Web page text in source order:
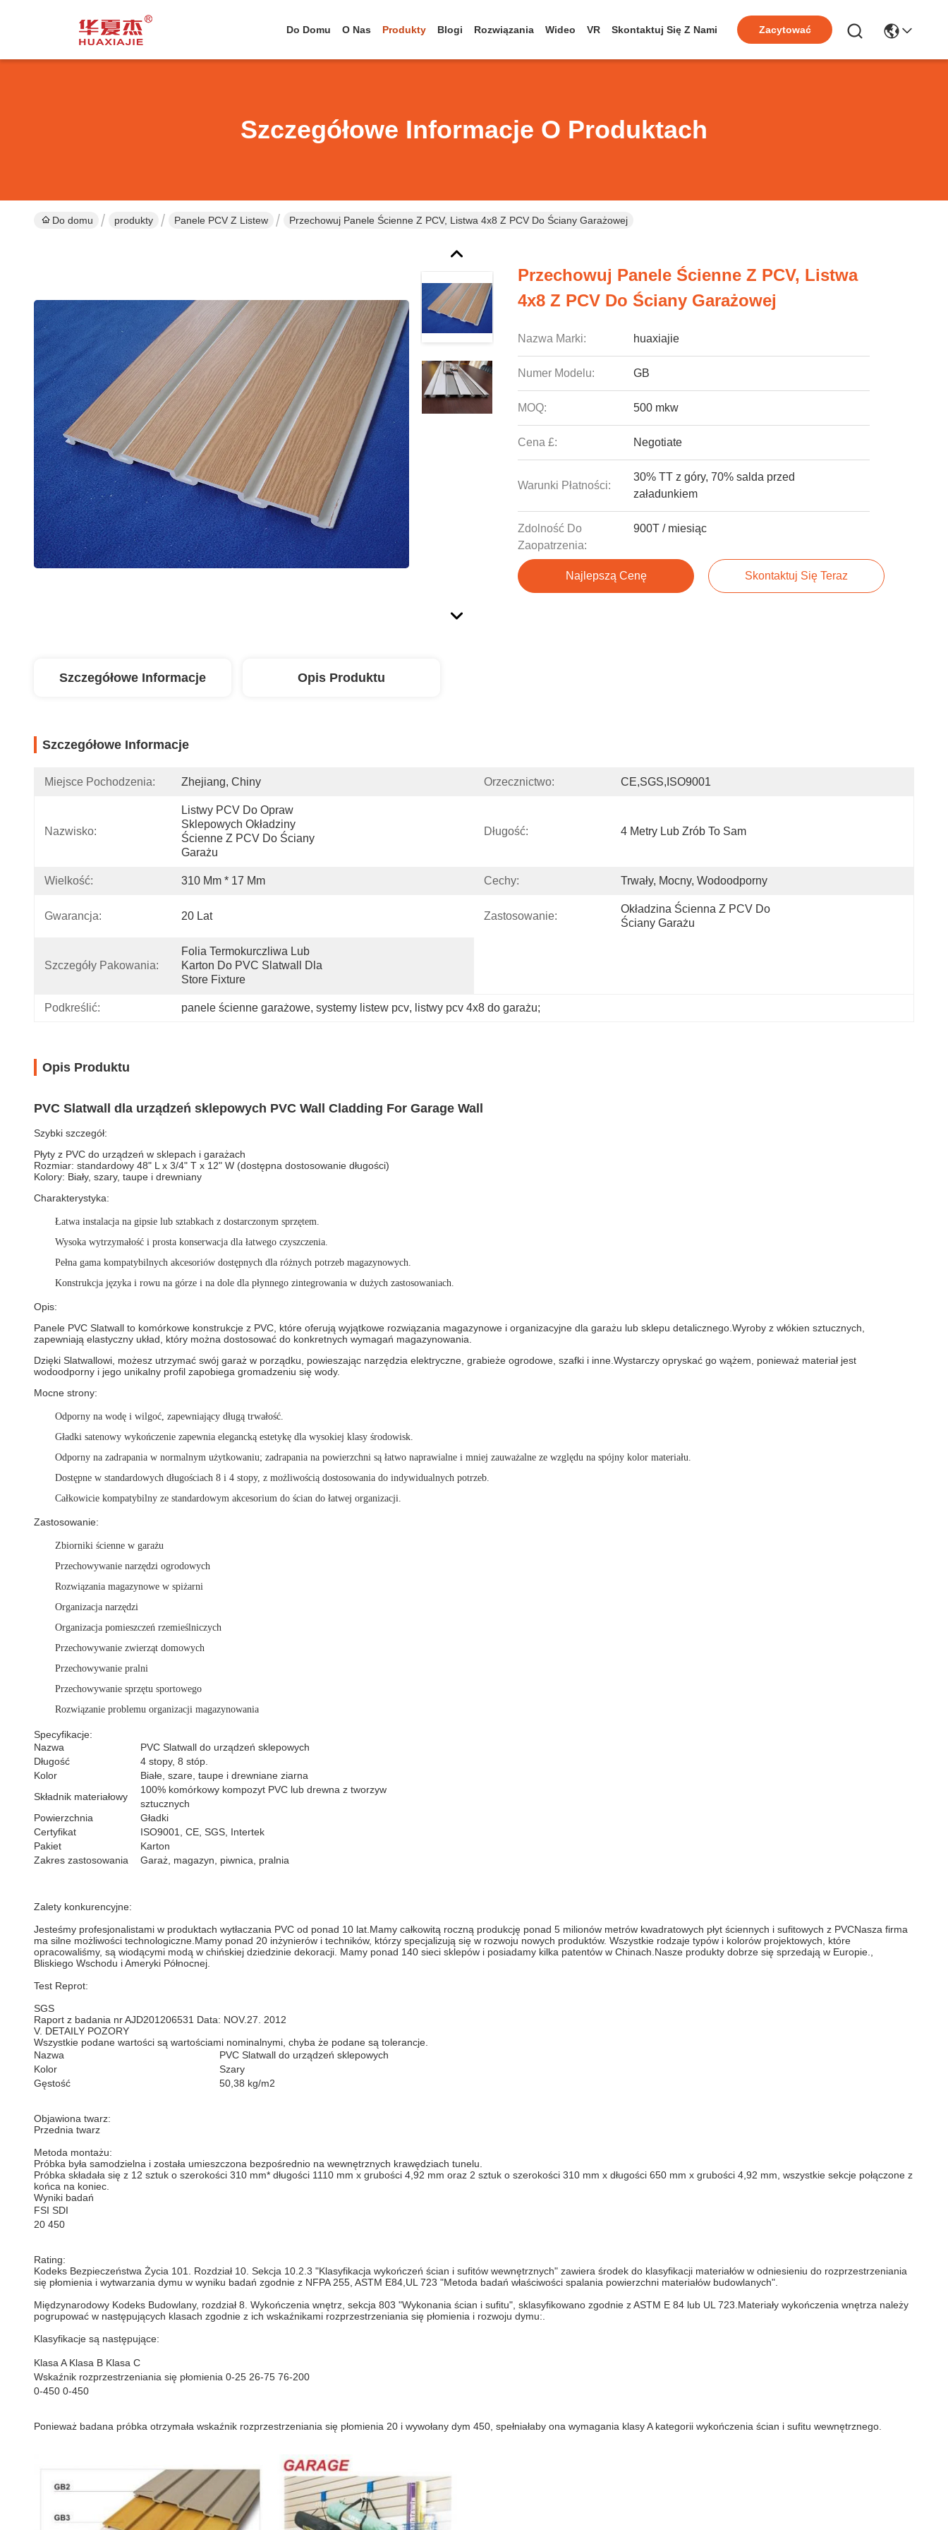
Do Domu O Nas Produkty Blogi Rozwiązania Wideo VR Skontaktuj Się Z Nami Zacytować
Szczegółowe Informacje O Produktach
Do domu produkty Panele PCV Z Listew Przechowuj Panele Ścienne Z PCV, Listwa 4x8 Z PCV Do Ściany Garażowej
Przechowuj Panele Ścienne Z PCV, Listwa
4x8 Z PCV Do Ściany Garażowej
Nazwa Marki: huaxiajie
Numer Modelu: GB
MOQ: 500 mkw
Cena £: Negotiate
Warunki Płatności:
30% TT z góry, 70% salda przed
załadunkiem
Zdolność Do
Zaopatrzenia:
900T / miesiąc
Najlepszą Cenę Skontaktuj Się Teraz
Szczegółowe Informacje Opis Produktu
Szczegółowe Informacje
Miejsce Pochodzenia: Zhejiang, Chiny Orzecznictwo: CE,SGS,ISO9001
Nazwisko:
Listwy PCV Do Opraw
Sklepowych Okładziny
Ścienne Z PCV Do Ściany
Garażu
Długość: 4 Metry Lub Zrób To Sam
Wielkość: 310 Mm * 17 Mm Cechy: Trwały, Mocny, Wodoodporny
Gwarancja: 20 Lat Zastosowanie:
Okładzina Ścienna Z PCV Do
Ściany Garażu
Szczegóły Pakowania:
Folia Termokurczliwa Lub
Karton Do PVC Slatwall Dla
Store Fixture
Podkreślić: panele ścienne garażowe, systemy listew pcv, listwy pcv 4x8 do garażu;
Opis Produktu
PVC Slatwall dla urządzeń sklepowych PVC Wall Cladding For Garage Wall
Szybki szczegół:
Płyty z PVC do urządzeń w sklepach i garażach
Rozmiar: standardowy 48" L x 3/4" T x 12" W (dostępna dostosowanie długości)
Kolory: Biały, szary, taupe i drewniany
Charakterystyka:
Łatwa instalacja na gipsie lub sztabkach z dostarczonym sprzętem.
Wysoka wytrzymałość i prosta konserwacja dla łatwego czyszczenia.
Pełna gama kompatybilnych akcesoriów dostępnych dla różnych potrzeb magazynowych.
Konstrukcja języka i rowu na górze i na dole dla płynnego zintegrowania w dużych zastosowaniach.
Opis:
Panele PVC Slatwall to komórkowe konstrukcje z PVC, które oferują wyjątkowe rozwiązania magazynowe i organizacyjne dla garażu lub sklepu detalicznego.Wyroby z włókien sztucznych,
zapewniają elastyczny układ, który można dostosować do konkretnych wymagań magazynowania.
Dzięki Slatwallowi, możesz utrzymać swój garaż w porządku, powieszając narzędzia elektryczne, grabieże ogrodowe, szafki i inne.Wystarczy opryskać go wążem, ponieważ materiał jest
wodoodporny i jego unikalny profil zapobiega gromadzeniu się wody.
Mocne strony:
Odporny na wodę i wilgoć, zapewniający długą trwałość.
Gładki satenowy wykończenie zapewnia elegancką estetykę dla wysokiej klasy środowisk.
Odporny na zadrapania w normalnym użytkowaniu; zadrapania na powierzchni są łatwo naprawialne i mniej zauważalne ze względu na spójny kolor materiału.
Dostępne w standardowych długościach 8 i 4 stopy, z możliwością dostosowania do indywidualnych potrzeb.
Całkowicie kompatybilny ze standardowym akcesorium do ścian do łatwej organizacji.
Zastosowanie:
Zbiorniki ścienne w garażu
Przechowywanie narzędzi ogrodowych
Rozwiązania magazynowe w spiżarni
Organizacja narzędzi
Organizacja pomieszczeń rzemieślniczych
Przechowywanie zwierząt domowych
Przechowywanie pralni
Przechowywanie sprzętu sportowego
Rozwiązanie problemu organizacji magazynowania
Specyfikacje:
Nazwa
PVC Slatwall do urządzeń sklepowych
Długość
4 stopy, 8 stóp.
Kolor
Białe, szare, taupe i drewniane ziarna
Składnik materiałowy
100% komórkowy kompozyt PVC lub drewna z tworzyw
sztucznych
Powierzchnia
Gładki
Certyfikat
ISO9001, CE, SGS, Intertek
Pakiet
Karton
Zakres zastosowania
Garaż, magazyn, piwnica, pralnia
Zalety konkurencyjne:
Jesteśmy profesjonalistami w produktach wytłaczania PVC od ponad 10 lat.Mamy całkowitą roczną produkcję ponad 5 milionów metrów kwadratowych płyt ściennych i sufitowych z PVCNasza firma
ma silne możliwości technologiczne.Mamy ponad 20 inżynierów i techników, którzy specjalizują się w rozwoju nowych produktów. Wszystkie rodzaje typów i kolorów projektowych, które
opracowaliśmy, są wiodącymi modą w chińskiej dziedzinie dekoracji. Mamy ponad 140 sieci sklepów i posiadamy kilka patentów w Chinach.Nasze produkty dobrze się sprzedają w Europie.,
Bliskiego Wschodu i Ameryki Północnej.
Test Reprot:
SGS
Raport z badania nr AJD201206531 Data: NOV.27. 2012
V. DETAILY POZORY
Wszystkie podane wartości są wartościami nominalnymi, chyba że podane są tolerancje.
Nazwa
PVC Slatwall do urządzeń sklepowych
Kolor
Szary
Gęstość
50,38 kg/m2
Objawiona twarz:
Przednia twarz
Metoda montażu:
Próbka była samodzielna i została umieszczona bezpośrednio na wewnętrznych krawędziach tunelu.
Próbka składała się z 12 sztuk o szerokości 310 mm* długości 1110 mm x grubości 4,92 mm oraz 2 sztuk o szerokości 310 mm x długości 650 mm x grubości 4,92 mm, wszystkie sekcje połączone z
końca na koniec.
Wyniki badań
FSI SDI
20 450
Rating:
Kodeks Bezpieczeństwa Życia 101. Rozdział 10. Sekcja 10.2.3 "Klasyfikacja wykończeń ścian i sufitów wewnętrznych" zawiera środek do klasyfikacji materiałów w odniesieniu do rozprzestrzeniania
się płomienia i wytwarzania dymu w wyniku badań zgodnie z NFPA 255, ASTM E84,UL 723 "Metoda badań właściwości spalania powierzchni materiałów budowlanych".
Międzynarodowy Kodeks Budowlany, rozdział 8. Wykończenia wnętrz, sekcja 803 "Wykonania ścian i sufitu", sklasyfikowano zgodnie z ASTM E 84 lub UL 723.Materiały wykończenia wnętrza należy
pogrupować w następujących klasach zgodnie z ich wskaźnikami rozprzestrzeniania się płomienia i rozwoju dymu:.
Klasyfikacje są następujące:
Klasa A Klasa B Klasa C
Wskaźnik rozprzestrzeniania się płomienia 0-25 26-75 76-200
0-450 0-450
Ponieważ badana próbka otrzymała wskaźnik rozprzestrzeniania się płomienia 20 i wywołany dym 450, spełniałaby ona wymagania klasy A kategorii wykończenia ścian i sufitu wewnętrznego.